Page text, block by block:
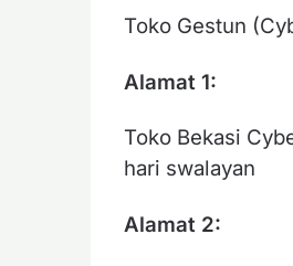
Toko Gestun
Alamat 1:
Toko Bekasi
hari swalayan
Alamat 2: